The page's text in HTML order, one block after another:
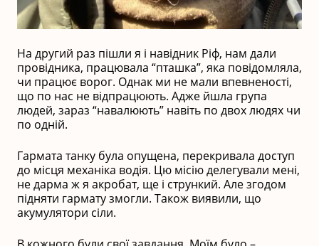
На другий раз пішли я і навідник Ріф, нам дали
провідника, працювала “пташка”, яка повідомляла,
чи працює ворог. Однак ми не мали впевненості,
що по нас не відпрацюють. Адже йшла група
людей, зараз “навалюють” навіть по двох людях чи
по одній.
Гармата танку була опущена, перекривала доступ
до місця механіка водія. Цю місію делегували мені,
не дарма ж я акробат, ще і стрункий. Але згодом
підняти гармату змогли. Також виявили, що
акумулятори сіли.